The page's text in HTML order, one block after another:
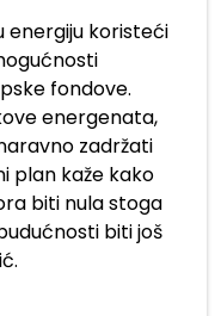
energiju koristeći
fondove.
energenata,
zadržati
plan kaže kako
biti nula stoga
biti još